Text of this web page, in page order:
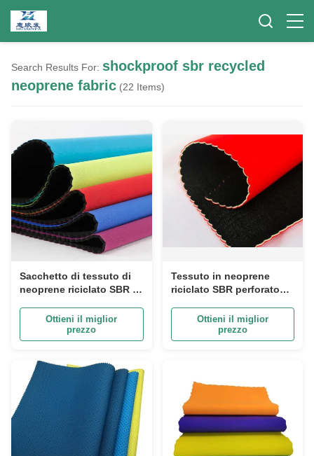
Search Results For: shockproof sbr recycled
neoprene fabric (22 Items)
Sacchetto di tessuto di
neoprene riciclato SBR a
Ottieni il miglior
prezzo
Tessuto in neoprene
riciclato SBR perforato
borse per laptop
Ottieni il miglior
prezzo